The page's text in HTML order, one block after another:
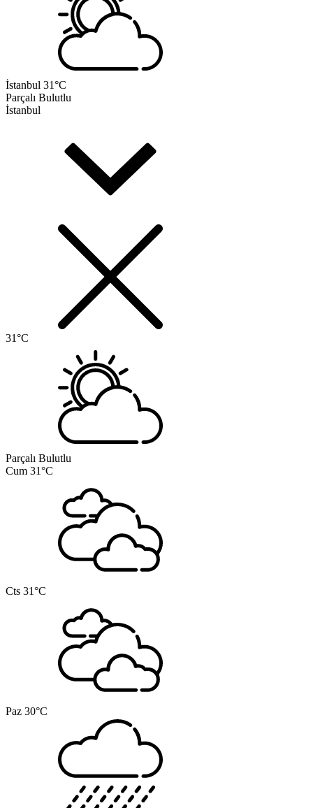
İstanbul 31°C
Parçalı Bulutlu
İstanbul
31°C
Parçalı Bulutlu
Cum 31°C
Cts 31°C
Paz 30°C